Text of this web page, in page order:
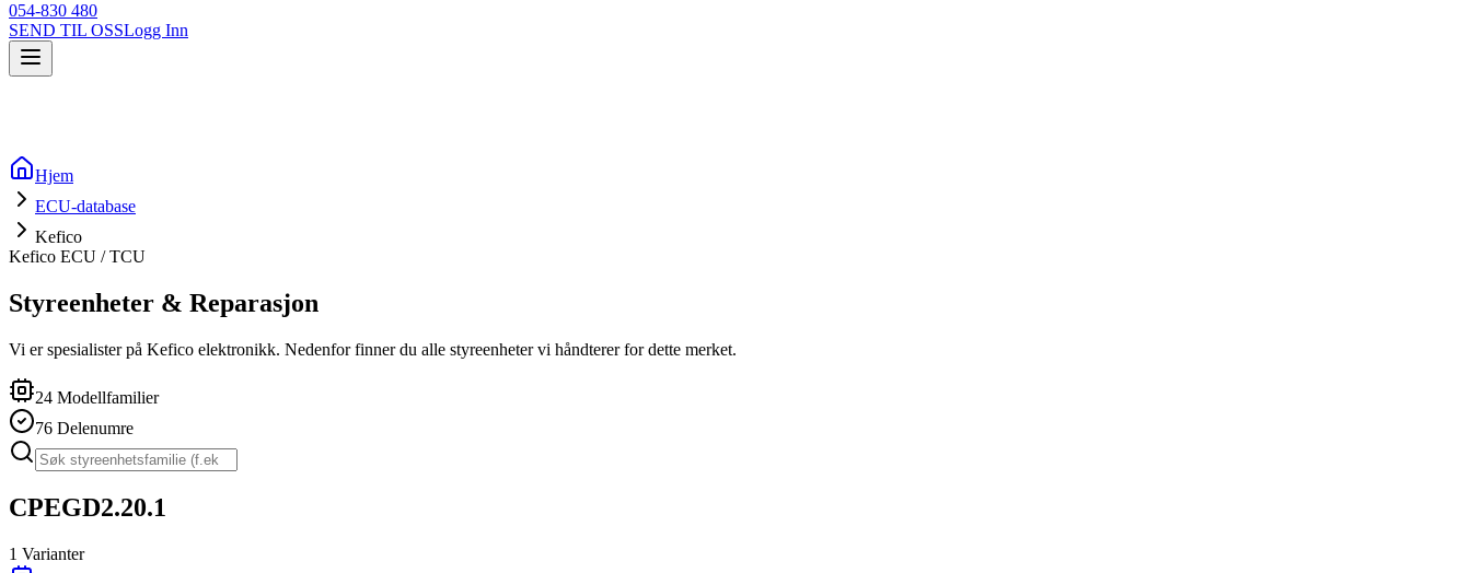
054-830 480
SEND TIL OSSLogg Inn
Hjem
ECU-database
Kefico
Kefico ECU / TCU
Styreenheter & Reparasjon
Vi er spesialister på Kefico elektronikk. Nedenfor finner du alle styreenheter vi håndterer for dette merket.
24 Modellfamilier
76 Delenumre
CPEGD2.20.1
1 Varianter